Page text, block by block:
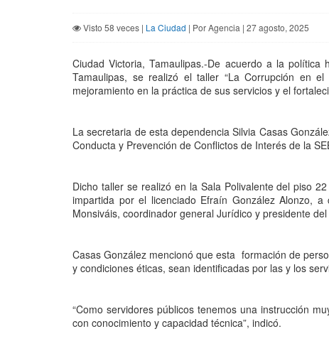
Visto 58 veces | La Ciudad | Por Agencia | 27 agosto, 2025
Ciudad Victoria, Tamaulipas.-De acuerdo a la
Tamaulipas, se realizó el taller “La Corrupción en
mejoramiento en la práctica de sus servicios y el
La secretaria de esta dependencia Silvia Casas
Conducta y Prevención de Conflictos de Interés de la
Dicho taller se realizó en la Sala Polivalente del piso
impartida por el licenciado Efraín González Alonzo,
Monsiváis, coordinador general Jurídico y presidente
Casas González mencionó que esta formación de
y condiciones éticas, sean identificadas por las y los
“Como servidores públicos tenemos una instrucción
con conocimiento y capacidad técnica”, indicó.